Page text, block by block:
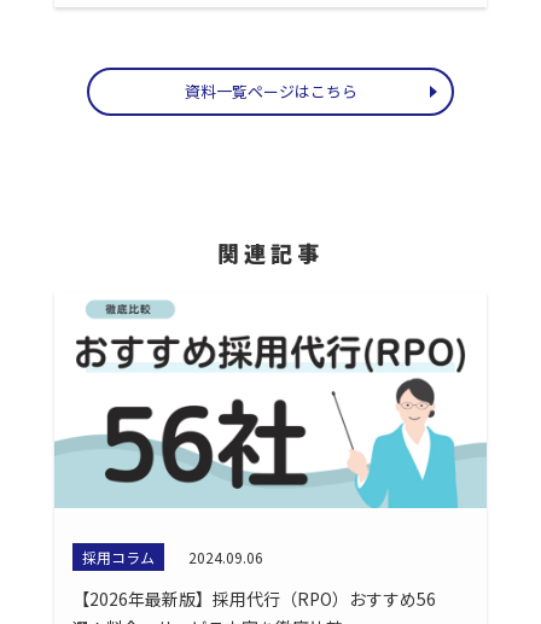
資料一覧ページはこちら
関連記事
採用コラム 2024.09.06
【2026年最新版】採用代行（RPO）おすすめ56